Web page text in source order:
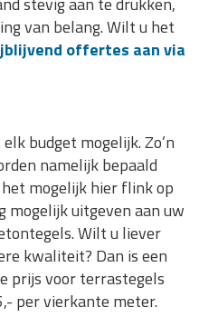
van belang. Wilt u het
offertes aan via
budget mogelijk. Zo’n
namelijk bepaald
mogelijk hier flink op
mogelijk uitgeven aan uw
Wilt u liever
kwaliteit? Dan is een
prijs voor terrastegels
per vierkante meter.